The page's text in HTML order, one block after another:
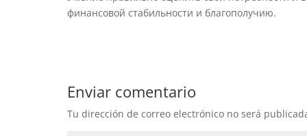
финансовой стабильности и благополучию.
Enviar comentario
Tu dirección de correo electrónico no será